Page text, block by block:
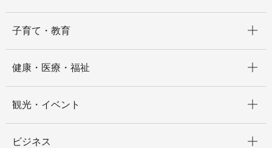
子育て・教育
健康・医療・福祉
観光・イベント
ビジネス